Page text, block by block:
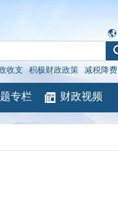
收支 积极财政政策 减税降费
专栏 财政视频